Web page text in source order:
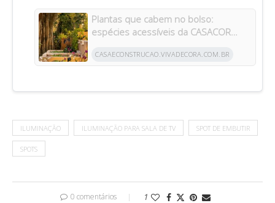
Plantas que cabem no bolso:
espécies acessíveis da CASACOR
CASAECONSTRUCAO.VIVADECORA.COM.BR
ILUMINAÇÃO ILUMINAÇÃO PARA SALA DE TV SPOT DE EMBUTIR
SPOTS
0 comentários 1